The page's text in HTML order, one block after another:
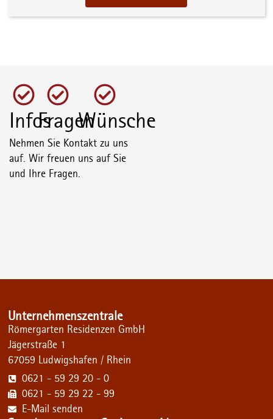
InfosFragenWünsche
Nehmen Sie Kontakt zu uns
auf. Wir freuen uns auf Sie
und Ihre Fragen.
Unternehmenszentrale
Römergarten Residenzen GmbH
Jägerstraße 1
67059 Ludwigshafen / Rhein
0621 - 59 29 20 - 0
0621 - 59 29 22 - 99
E-Mail senden